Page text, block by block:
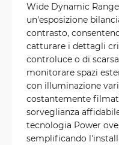
Wide Dynamic
un'esposizione
contrasto,
catturare i dettagli
controluce o di
monitorare spazi
con illuminazione
costantemente
sorveglianza
tecnologia Power
semplificando